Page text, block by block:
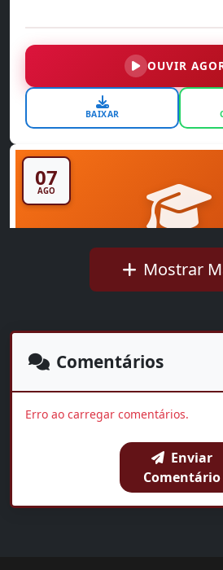
OUVIR
BAIXAR
07
AGO
Ideb mostra avanço da educação
Walkíria Rius
OUVIR
Mostrar
Comentários
Erro ao carregar comentários.
Enviar
Comentário